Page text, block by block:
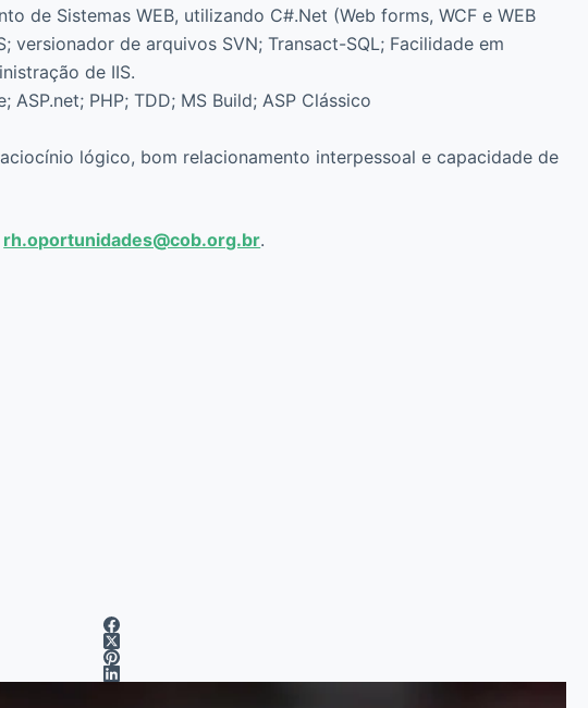
de Sistemas WEB, utilizando C#.Net (Web forms, WCF e WEB
versionador de arquivos SVN; Transact-SQL; Facilidade em
de IIS.
PHP; TDD; MS Build; ASP Clássico
lógico, bom relacionamento interpessoal e capacidade de
rh.oportunidades@cob.org.br.